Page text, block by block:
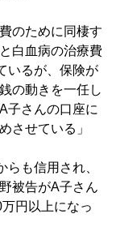
のために同棲す
白血病の治療費
いるが、保険が
の動きを一任し
子さんの口座に
させている」
も信用され、
被告がA子さん
円以上になっ